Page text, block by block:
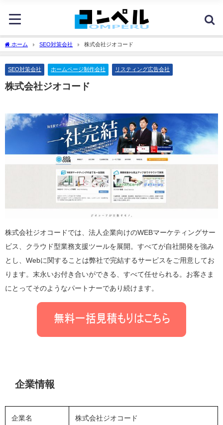
ホーム SEO対策会社 株式会社ジオコード
SEO対策会社 ホームページ制作会社 リスティング広告会社
株式会社ジオコード
株式会社ジオコードでは、法人企業向けのWEBマーケティングサー
ビス、クラウド型業務支援ツールを展開。すべてが自社開発を強み
とし、Webに関することは弊社で完結するサービスをご用意してお
ります。末永いお付き合いができる、すべて任せられる。お客さま
にとってそのようなパートナーであり続けます。
企業情報
企業名 株式会社ジオコード